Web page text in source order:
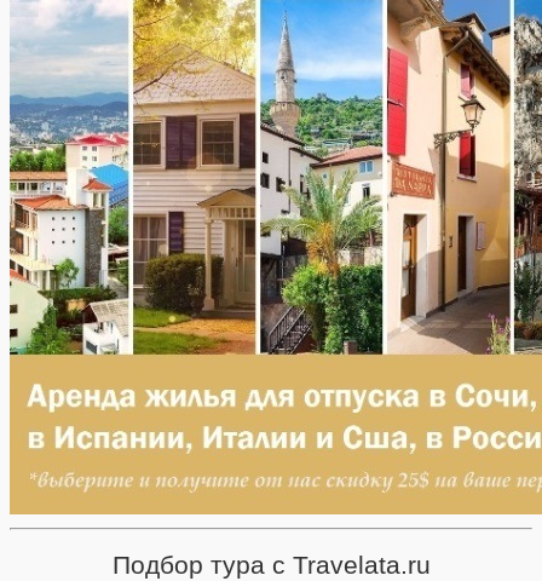
Подбор тура с Travelata.ru